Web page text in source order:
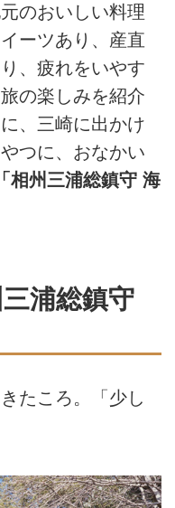
のおいしい料理
ーツあり、産直
、疲れをいやす
の楽しみを紹介
、三崎に出かけ
つに、おなかい
「相州三浦総鎮守 海
浦総鎮守
たころ。「少し